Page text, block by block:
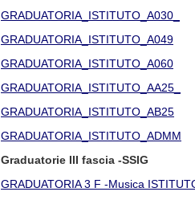
GRADUATORIA_ISTITUTO_A030_
GRADUATORIA_ISTITUTO_A049
GRADUATORIA_ISTITUTO_A060
GRADUATORIA_ISTITUTO_AA25_
GRADUATORIA_ISTITUTO_AB25
GRADUATORIA_ISTITUTO_ADMM
Graduatorie III fascia -SSIG
GRADUATORIA 3 F -Musica